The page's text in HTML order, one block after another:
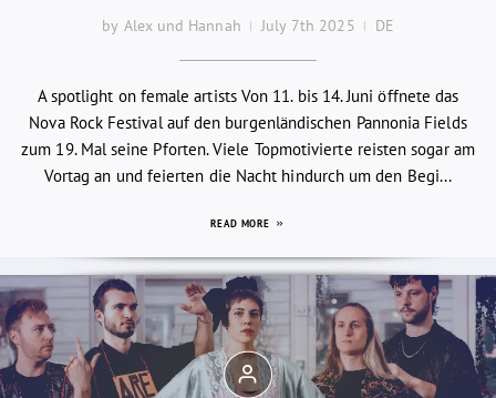
by Alex und Hannah July 7th 2025 DE
A spotlight on female artists Von 11. bis 14. Juni öffnete das
Nova Rock Festival auf den burgenländischen Pannonia Fields
zum 19. Mal seine Pforten. Viele Topmotivierte reisten sogar am
Vortag an und feierten die Nacht hindurch um den Begi...
READ MORE